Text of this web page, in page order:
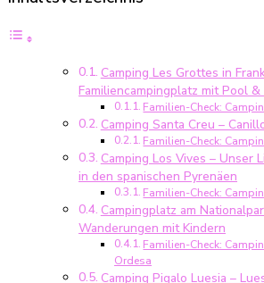
–
in
Camping Les Grottes in
Familiencampingplatz mit Pool
Familien-Check:
Camping Santa Creu –
Familien-Check:
Camping Los Vives – Unser
in den spanischen Pyrenäen
Familien-Check:
Campingplatz am
Wanderungen mit Kindern
Familien-Check:
Ordesa
Camping Pigalo Luesia –